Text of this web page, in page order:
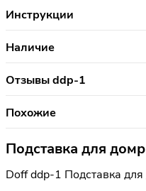
Инструкции
Наличие
Отзывы ddp-1
Похожие
Подставка для
Doff ddp-1 Подставка